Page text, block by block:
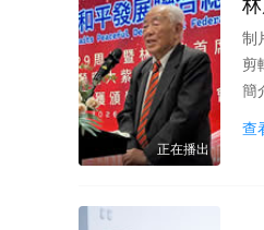
正在播出
制
剪
簡
查